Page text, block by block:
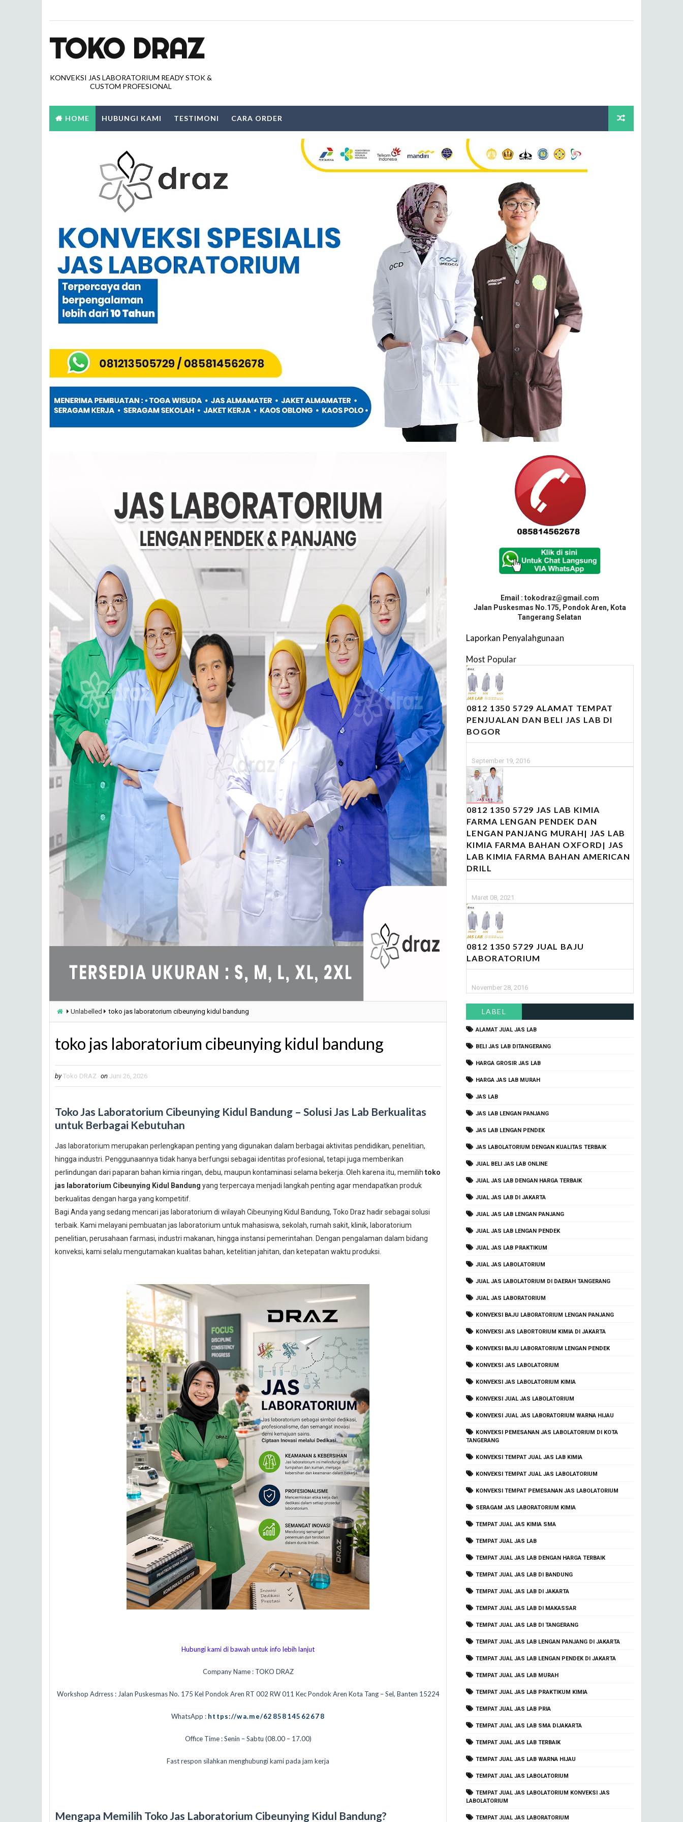
TOKO DRAZ
KONVEKSI JAS LABORATORIUM READY STOK &
CUSTOM PROFESIONAL
HOME HUBUNGI KAMI TESTIMONI CARA ORDER
Unlabelled toko jas laboratorium cibeunying kidul bandung
toko jas laboratorium cibeunying kidul bandung
by Toko DRAZ on Juni 26, 2026
Toko Jas Laboratorium Cibeunying Kidul Bandung – Solusi Jas Lab Berkualitas
untuk Berbagai Kebutuhan
Jas laboratorium merupakan perlengkapan penting yang digunakan dalam berbagai aktivitas pendidikan, penelitian,
hingga industri. Penggunaannya tidak hanya berfungsi sebagai identitas profesional, tetapi juga memberikan
perlindungan dari paparan bahan kimia ringan, debu, maupun kontaminasi selama bekerja. Oleh karena itu, memilih toko
jas laboratorium Cibeunying Kidul Bandung yang terpercaya menjadi langkah penting agar mendapatkan produk
berkualitas dengan harga yang kompetitif.
Bagi Anda yang sedang mencari jas laboratorium di wilayah Cibeunying Kidul Bandung, Toko Draz hadir sebagai solusi
terbaik. Kami melayani pembuatan jas laboratorium untuk mahasiswa, sekolah, rumah sakit, klinik, laboratorium
penelitian, perusahaan farmasi, industri makanan, hingga instansi pemerintahan. Dengan pengalaman dalam bidang
konveksi, kami selalu mengutamakan kualitas bahan, ketelitian jahitan, dan ketepatan waktu produksi.
Hubungi kami di bawah untuk info lebih lanjut
Company Name : TOKO DRAZ
Workshop Adrress : Jalan Puskesmas No. 175 Kel Pondok Aren RT 002 RW 011 Kec Pondok Aren Kota Tang – Sel, Banten 15224
WhatsApp : https://wa.me/6285814562678
Office Time : Senin – Sabtu (08.00 – 17.00)
Fast respon silahkan menghubungi kami pada jam kerja
Mengapa Memilih Toko Jas Laboratorium Cibeunying Kidul Bandung?
Email : tokodraz@gmail.com
Jalan Puskesmas No.175, Pondok Aren, Kota
Tangerang Selatan
Laporkan Penyalahgunaan
Most Popular
0812 1350 5729 ALAMAT TEMPAT
PENJUALAN DAN BELI JAS LAB DI
BOGOR
September 19, 2016
0812 1350 5729 JAS LAB KIMIA
FARMA LENGAN PENDEK DAN
LENGAN PANJANG MURAH| JAS LAB
KIMIA FARMA BAHAN OXFORD| JAS
LAB KIMIA FARMA BAHAN AMERICAN
DRILL
Maret 08, 2021
0812 1350 5729 JUAL BAJU
LABORATORIUM
November 28, 2016
LABEL
ALAMAT JUAL JAS LAB
BELI JAS LAB DITANGERANG
HARGA GROSIR JAS LAB
HARGA JAS LAB MURAH
JAS LAB
JAS LAB LENGAN PANJANG
JAS LAB LENGAN PENDEK
JAS LABOLATORIUM DENGAN KUALITAS TERBAIK
JUAL BELI JAS LAB ONLINE
JUAL JAS LAB DENGAN HARGA TERBAIK
JUAL JAS LAB DI JAKARTA
JUAL JAS LAB LENGAN PANJANG
JUAL JAS LAB LENGAN PENDEK
JUAL JAS LAB PRAKTIKUM
JUAL JAS LABOLATORIUM
JUAL JAS LABOLATORIUM DI DAERAH TANGERANG
JUAL JAS LABORATORIUM
KONVEKSI BAJU LABORATORIUM LENGAN PANJANG
KONVEKSI JAS LABORTORIUM KIMIA DI JAKARTA
KONVEKSI BAJU LABORATORIUM LENGAN PENDEK
KONVEKSI JAS LABOLATORIUM
KONVEKSI JAS LABOLATORIUM KIMIA
KONVEKSI JUAL JAS LABOLATORIUM
KONVEKSI JUAL JAS LABORATORIUM WARNA HIJAU
KONVEKSI PEMESANAN JAS LABOLATORIUM DI KOTA
TANGERANG
KONVEKSI TEMPAT JUAL JAS LAB KIMIA
KONVEKSI TEMPAT JUAL JAS LABOLATORIUM
KONVEKSI TEMPAT PEMESANAN JAS LABOLATORIUM
SERAGAM JAS LABORATORIUM KIMIA
TEMPAT JUAL JAS KIMIA SMA
TEMPAT JUAL JAS LAB
TEMPAT JUAL JAS LAB DENGAN HARGA TERBAIK
TEMPAT JUAL JAS LAB DI BANDUNG
TEMPAT JUAL JAS LAB DI JAKARTA
TEMPAT JUAL JAS LAB DI MAKASSAR
TEMPAT JUAL JAS LAB DI TANGERANG
TEMPAT JUAL JAS LAB LENGAN PANJANG DI JAKARTA
TEMPAT JUAL JAS LAB LENGAN PENDEK DI JAKARTA
TEMPAT JUAL JAS LAB MURAH
TEMPAT JUAL JAS LAB PRAKTIKUM KIMIA
TEMPAT JUAL JAS LAB PRIA
TEMPAT JUAL JAS LAB SMA DIJAKARTA
TEMPAT JUAL JAS LAB TERBAIK
TEMPAT JUAL JAS LAB WARNA HIJAU
TEMPAT JUAL JAS LABOLATORIUM
TEMPAT JUAL JAS LABOLATORIUM KONVEKSI JAS
LABOLATORIUM
TEMPAT JUAL JAS LABORATORIUM